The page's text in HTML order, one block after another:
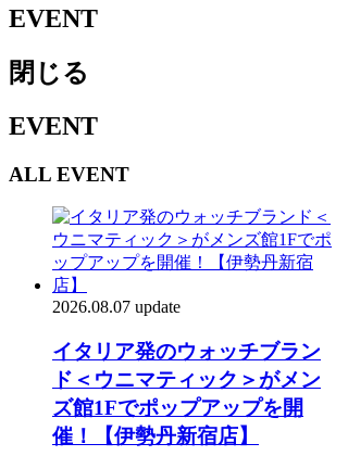
EVENT
閉じる
EVENT
ALL EVENT
2026.08.07 update
イタリア発のウォッチブラン
ド＜ウニマティック＞がメン
ズ館1Fでポップアップを開
催！【伊勢丹新宿店】